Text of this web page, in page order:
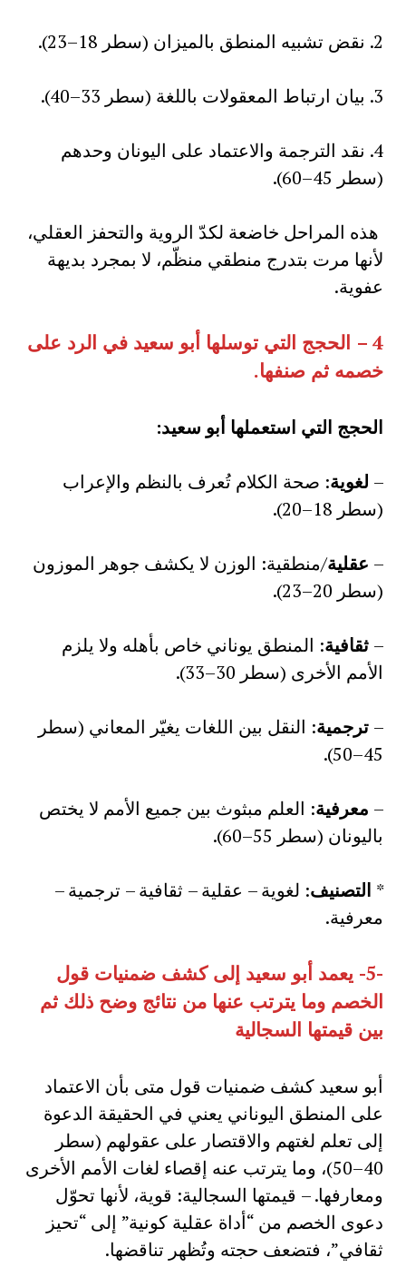
2. نقض تشبيه المنطق بالميزان (سطر 18–23).
3. بيان ارتباط المعقولات باللغة (سطر 33–40).
4. نقد الترجمة والاعتماد على اليونان وحدهم
(سطر 45–60).
هذه المراحل خاضعة لكدّ الروية والتحفز العقلي،
لأنها مرت بتدرج منطقي منظّم، لا بمجرد بديهة
عفوية.
4 –
الحجج التي توسلها أبو سعيد في الرد على
خصمه ثم صنفها.
الحجج التي استعملها أبو سعيد:
– لغوية: صحة الكلام تُعرف بالنظم والإعراب
(سطر 18–20).
– عقلية/منطقية: الوزن لا يكشف جوهر الموزون
(سطر 20–23).
– ثقافية: المنطق يوناني خاص بأهله ولا يلزم
الأمم الأخرى (سطر 30–33).
– ترجمية: النقل بين اللغات يغيّر المعاني (سطر
45–50).
– معرفية: العلم مبثوث بين جميع الأمم لا يختص
باليونان (سطر 55–60).
* التصنيف: لغوية – عقلية – ثقافية – ترجمية –
معرفية.
-5-
يعمد أبو سعيد إلى كشف ضمنيات قول
الخصم وما يترتب عنها من نتائج وضح ذلك ثم
بين قيمتها السجالية
أبو سعيد كشف ضمنيات قول متى بأن الاعتماد
على المنطق اليوناني يعني في الحقيقة الدعوة
إلى تعلم لغتهم والاقتصار على عقولهم (سطر
40–50)، وما يترتب عنه إقصاء لغات الأمم الأخرى
ومعارفها. – قيمتها السجالية: قوية، لأنها تحوّل
دعوى الخصم من “أداة عقلية كونية” إلى “تحيز
ثقافي”، فتضعف حجته وتُظهر تناقضها.